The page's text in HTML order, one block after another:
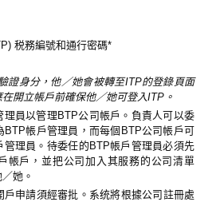
税務編號和通行密碼*
證身分，他／她會被轉至ITP的登錄頁面
開立帳戶前確保他／她可登入ITP。
員以管理BTP公司帳戶。負責人可以委
BTP帳戶管理員，而每個BTP公司帳戶可
理員。待委任的BTP帳戶管理員必須先
帳戶，並把公司加入其服務的公司清單
她。
申請須經審批。系统將根據公司註冊處